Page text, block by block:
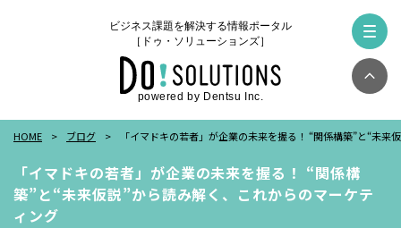
ビジネス課題を解決する情報ポータル
［ドゥ・ソリューションズ］
powered by Dentsu Inc.
HOME ブログ 「イマドキの若者」が企業の未来を握る！ “関係構築”と“未
「イマドキの若者」が企業の未来を握る！ “関係構
築”と“未来仮説”から読み解く、これからのマーケテ
ィング